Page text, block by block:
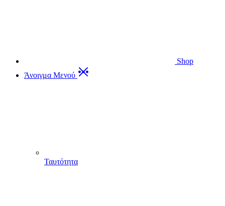
Shop
Άνοιγμα Μενού
Ταυτότητα